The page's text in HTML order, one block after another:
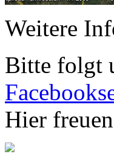
Weitere
Bitte folgt
Hier